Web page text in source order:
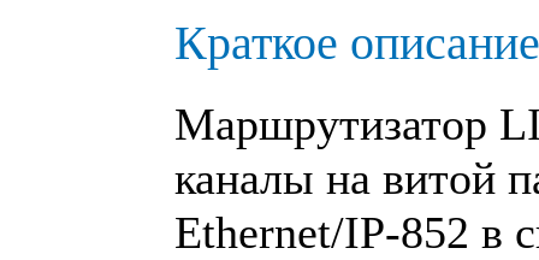
Краткое
Маршрутизатор
каналы на витой
Ethernet/IP‑852 в